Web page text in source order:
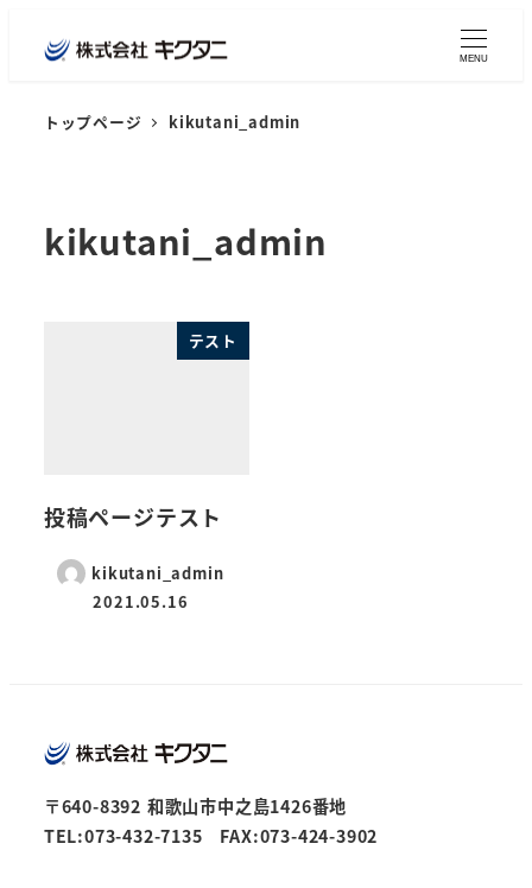
MENU
トップページ kikutani_admin
kikutani_admin
テスト
投稿ページテスト
kikutani_admin
2021.05.16
〒640-8392 和歌山市中之島1426番地
TEL:073-432-7135 FAX:073-424-3902